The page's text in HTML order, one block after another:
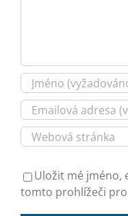
Uložit mé jméno,
tomto prohlížeči